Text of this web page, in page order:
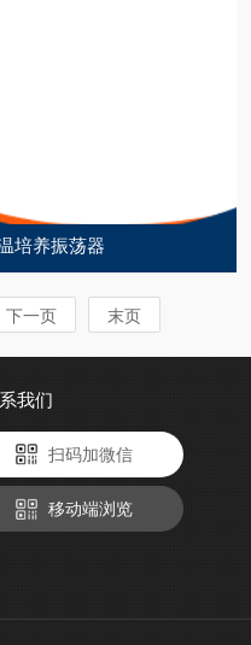
培养振荡器
下一页 末页
我们
扫码加微信
移动端浏览